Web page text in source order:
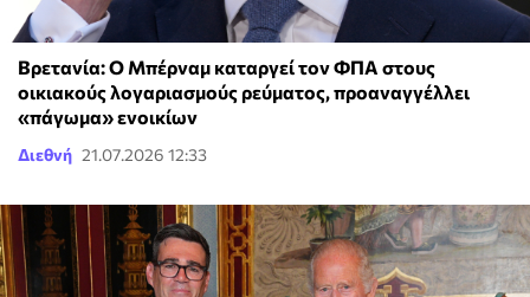
Βρετανία: Ο Μπέρναμ καταργεί τον ΦΠΑ στους
οικιακούς λογαριασμούς ρεύματος, προαναγγέλλει
«πάγωμα» ενοικίων
Διεθνή 21.07.2026 12:33